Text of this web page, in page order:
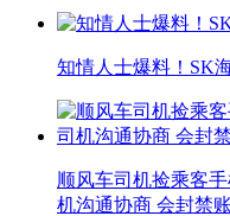
知情人士爆料！SK
顺风车司机捡乘客
机沟通协商 会封禁